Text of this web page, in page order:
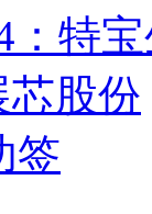
：特
芯股份
签